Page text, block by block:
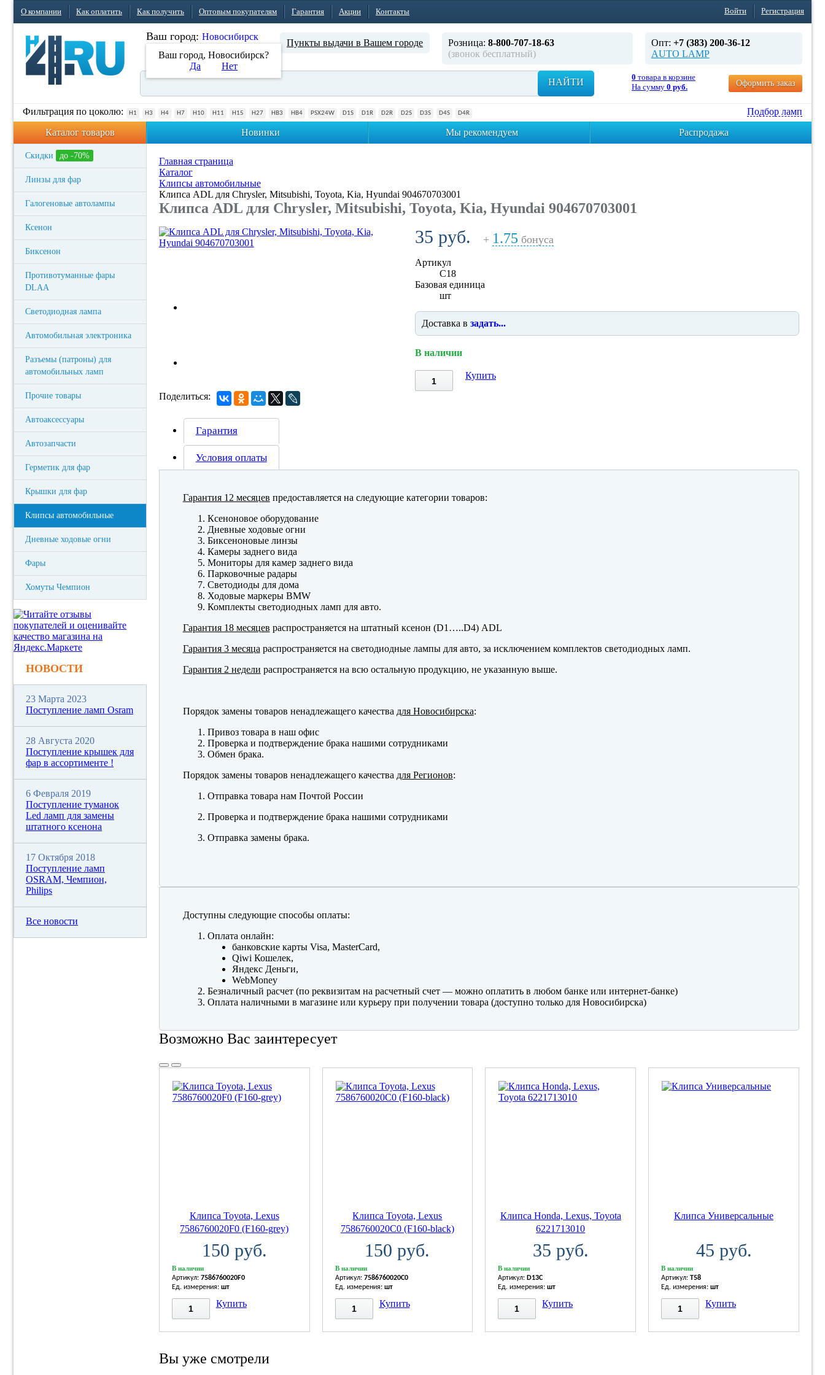
О компании Как оплатить Как получить Оптовым покупателям Гарантия Акции Контакты Войти Регистрация
Ваш город: Новосибирск
Ваш город, Новосибирск?
Да
Нет
Пункты выдачи в Вашем городе Розница: 8-800-707-18-63
(звонок бесплатный)
Опт: +7 (383) 200-36-12
AUTO LAMP
НАЙТИ 0 товара в корзине
На сумму 0 руб. Оформить заказ
Фильтрация по цоколю: H1 H3 H4 H7 H10 H11 H15 H27 HB3 HB4 PSX24W D1S D1R D2R D2S D3S D4S D4R
Подбор ламп
Каталог товаров
Новинки Мы рекомендуем Распродажа
Скидки до -70%
Линзы для фар
Галогеновые автолампы
Ксенон
Биксенон
Противотуманные фары
DLAA
Светодиодная лампа
Автомобильная электроника
Разъемы (патроны) для
автомобильных ламп
Прочие товары
Автоаксессуары
Автозапчасти
Герметик для фар
Крышки для фар
Клипсы автомобильные
Дневные ходовые огни
Фары
Хомуты Чемпион
Главная страница
Каталог
Клипсы автомобильные
Клипса ADL для Chrysler, Mitsubishi, Toyota, Kia, Hyundai 904670703001
Клипса ADL для Chrysler, Mitsubishi, Toyota, Kia, Hyundai 904670703001
35 руб. + 1.75 бонуса
Артикул
C18
Базовая единица
шт
Доставка в задать...
В наличии
Купить
Поделиться:
Гарантия
Условия оплаты
Гарантия 12 месяцев предоставляется на следующие категории товаров:
Ксеноновое оборудование
Дневные ходовые огни
Биксеноновые линзы
Камеры заднего вида
Мониторы для камер заднего вида
Парковочные радары
Светодиоды для дома
Ходовые маркеры BMW
Комплекты светодиодных ламп для авто.
Гарантия 18 месяцев распространяется на штатный ксенон (D1…..D4) ADL
Гарантия 3 месяца распространяется на светодиодные лампы для авто, за исключением комплектов светодиодных ламп.
Гарантия 2 недели распространяется на всю остальную продукцию, не указанную выше.
Порядок замены товаров ненадлежащего качества для Новосибирска:
Привоз товара в наш офис
Проверка и подтверждение брака нашими сотрудниками
Обмен брака.
Порядок замены товаров ненадлежащего качества для Регионов:
Отправка товара нам Почтой России
Проверка и подтверждение брака нашими сотрудниками
Отправка замены брака.
Доступны следующие способы оплаты:
Оплата онлайн:
банковские карты Visa, MasterCard,
Qiwi Кошелек,
Яндекс Деньги,
WebMoney
Безналичный расчет (по реквизитам на расчетный счет — можно оплатить в любом банке или интернет-банке)
Оплата наличными в магазине или курьеру при получении товара (доступно только для Новосибирска)
Возможно Вас заинтересует
Клипса Toyota, Lexus
7586760020F0 (F160-grey)
150 руб.
В наличии
Артикул: 7586760020F0
Ед. измерения: шт
Купить
Клипса Toyota, Lexus
7586760020C0 (F160-black)
150 руб.
В наличии
Артикул: 7586760020C0
Ед. измерения: шт
Купить
Клипса Honda, Lexus, Toyota
6221713010
35 руб.
В наличии
Артикул: D13C
Ед. измерения:шт
Купить
Клипса Универсальные
45 руб.
В наличии
Артикул:T58
Ед. измерения:шт
Купить
Вы уже смотрели
НОВОСТИ
23 Марта 2023
Поступление ламп Osram
28 Августа 2020
Поступление крышек для
фар в ассортименте !
6 Февраля 2019
Поступление туманок
Led ламп для замены
штатного ксенона
17 Октября 2018
Поступление ламп
OSRAM, Чемпион,
Philips
Все новости